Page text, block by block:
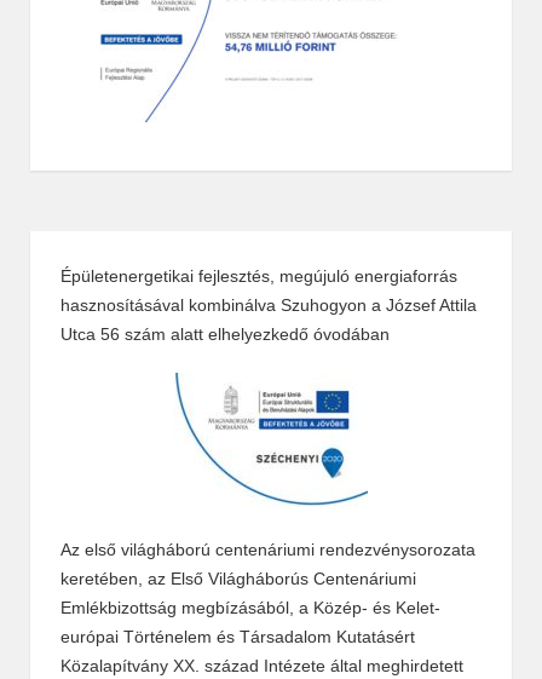
Épületenergetikai fejlesztés, megújuló energiaforrás
hasznosításával kombinálva Szuhogyon a József Attila
Utca 56 szám alatt elhelyezkedő óvodában
Az első világháború centenáriumi rendezvénysorozata
keretében, az Első Világháborús Centenáriumi
Emlékbizottság megbízásából, a Közép- és Kelet-
európai Történelem és Társadalom Kutatásért
Közalapítvány XX. század Intézete által meghirdetett